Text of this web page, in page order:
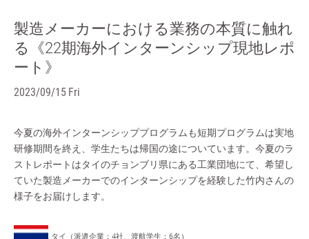
製造メーカーにおける業務の本質に触れ
る《22期海外インターンシップ現地レポ
ート》
2023/09/15 Fri
今夏の海外インターンシッププログラムも短期プログラムは実地
研修期間を終え、学生たちは帰国の途についています。今夏のラ
ストレポートはタイのチョンブリ県にある工業団地にて、希望し
ていた製造メーカーでのインターンシップを経験した竹内さんの
様子をお届けします。
タイ（派遣企業：4社、渡航学生：6名）